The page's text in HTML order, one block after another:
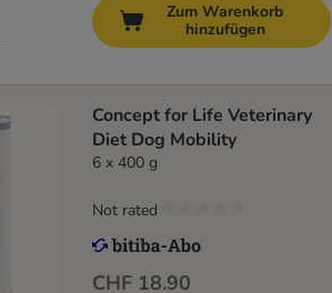
Zum Warenkorb
hinzufügen
Concept for Life Veterinary
Diet Dog Mobility
6 x 400 g
CHF 18.90
Not rated